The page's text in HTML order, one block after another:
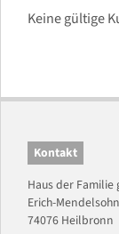
Keine gültige
Kontakt
Haus der Familie
Erich-
74076 Heilbronn